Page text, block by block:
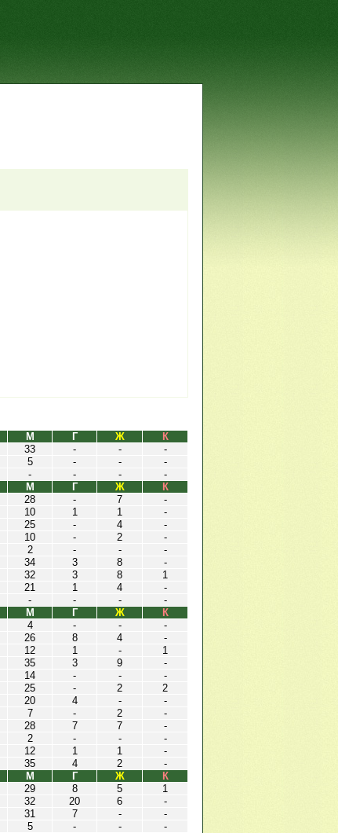
М Г Ж
К
33 - -
-
5 - -
-
- - -
-
М Г Ж
К
28 - 7
-
10 1 1
-
25 - 4
-
10 - 2
-
2 - -
-
34 3 8
-
32 3 8
1
21 1 4
-
- - -
-
М Г Ж
К
4 - -
-
26 8 4
-
12 1 -
1
35 3 9
-
14 - -
-
25 - 2
2
20 4 -
-
7 - 2
-
28 7 7
-
2 - -
-
12 1 1
-
35 4 2
-
М Г Ж
К
29 8 5
1
32 20 6
-
31 7 -
-
5 - -
-